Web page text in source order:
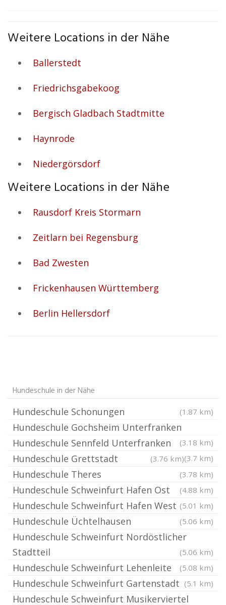
Weitere Locations in der Nähe
Ballerstedt
Friedrichsgabekoog
Bergisch Gladbach Stadtmitte
Haynrode
Niedergörsdorf
Weitere Locations in der Nähe
Rausdorf Kreis Stormarn
Zeitlarn bei Regensburg
Bad Zwesten
Frickenhausen Württemberg
Berlin Hellersdorf
Hundeschule in der Nähe
Hundeschule Schonungen (1.87 km)
Hundeschule Gochsheim Unterfranken
(3.18 km)
Hundeschule Sennfeld Unterfranken
(3.7 km)
Hundeschule Grettstadt (3.76 km)
Hundeschule Theres (3.78 km)
Hundeschule Schweinfurt Hafen Ost (4.88 km)
Hundeschule Schweinfurt Hafen West (5.01 km)
Hundeschule Üchtelhausen (5.06 km)
Hundeschule Schweinfurt Nordöstlicher
Stadtteil
(5.06 km)
Hundeschule Schweinfurt Lehenleite (5.08 km)
Hundeschule Schweinfurt Gartenstadt (5.1 km)
Hundeschule Schweinfurt Musikerviertel